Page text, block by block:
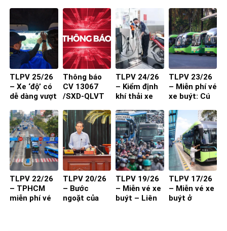
nhỏ, khu dân
cư
TLPV 25/26
– Xe ‘độ’ có
dễ dàng vượt
kiểm?
Thông báo
CV 13067
/SXD-QLVT
Dựng đến
các DN/HTX
TLPV 24/26
– Kiểm định
khí thải xe
2027 đạt
hiệu quả?
TLPV 23/26
– Miễn phí vé
xe buýt: Cú
kèm chất
lượng và
thuận tiện
TLPV 22/26
– TPHCM
miễn phí vé
TLPV 20/26
– Bước
ngoặt của
TLPV 19/26
– Miễn vé xe
buýt – Liên
TLPV 17/26
– Miễn vé xe
buýt ở